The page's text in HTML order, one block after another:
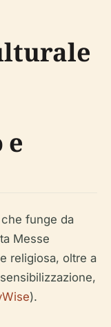
e
funge da
Messe
religiosa, oltre a
).